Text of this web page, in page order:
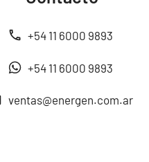
+54 11 6000 9893
+54 11 6000 9893
ventas@energen.com.ar